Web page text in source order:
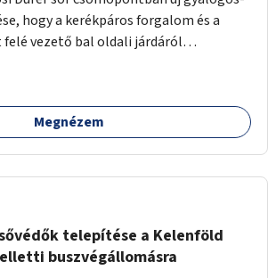
hogy a kerékpáros forgalom és a
vezető bal oldali járdáról
Megnézem
telepítése a Kelenföld
buszvégállomásra